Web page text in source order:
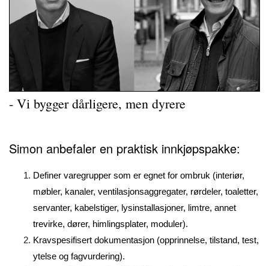
- Vi bygger dårligere, men dyrere
Simon anbefaler en praktisk innkjøpspakke:
Definer varegrupper som er egnet for ombruk (interiør,
møbler, kanaler, ventilasjonsaggregater, rørdeler, toaletter,
servanter, kabelstiger, lysinstallasjoner, limtre, annet
trevirke, dører, himlingsplater, moduler).
Kravspesifisert dokumentasjon (opprinnelse, tilstand, test,
ytelse og fagvurdering).